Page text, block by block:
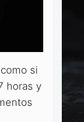
si
horas y